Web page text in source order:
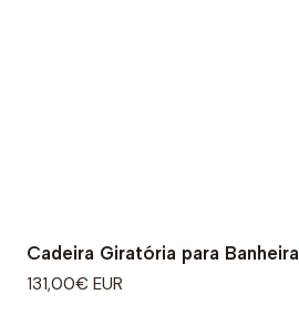
Cadeira Giratória para Banheira
131,00€ EUR